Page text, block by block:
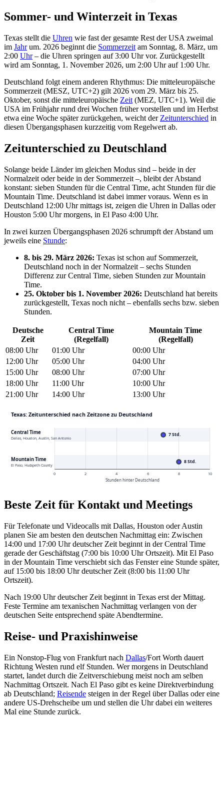
Sommer- und Winterzeit in Texas
Texas stellt die Uhren wie fast der gesamte Rest der USA zweimal
im Jahrum. 2026 beginnt die Sommerzeit am Sonntag, 8. März, um
2:00 Uhr– die Uhren springen auf 3:00 Uhr vor. Zurückgestellt
wird am Sonntag, 1. November 2026, um 2:00 Uhr auf 1:00 Uhr.
Deutschland folgt einem anderen Rhythmus: Die mitteleuropäische
Sommerzeit (MESZ, UTC+2) gilt 2026 vom 29. März bis 25.
Oktober, sonst die mitteleuropäische Zeit (MEZ, UTC+1). Weil die
USA im Frühjahr rund drei Wochen früher vorstellen und im Herbst
etwa eine Woche später zurückgehen, weicht der Zeitunterschied in
diesen Übergangsphasen kurzzeitig vom Regelwert ab.
Zeitunterschied zu Deutschland
Solange beide Länder im gleichen Modus sind – beide in der
Normalzeit oder beide in der Sommerzeit –, bleibt der Abstand
konstant: sieben Stunden für die Central Time, acht Stunden für die
Mountain Time. Deutschland ist dabei immer voraus. Wenn es in
Deutschland 12:00 Uhr mittags ist, zeigen die Uhren in Dallas oder
Houston 5:00 Uhr morgens, in El Paso 4:00 Uhr.
In zwei kurzen Übergangsphasen 2026 schrumpft der Abstand um
jeweils eine Stunde:
8. bis 29. März 2026: Texas ist schon auf Sommerzeit,
Deutschland noch in der Normalzeit – sechs Stunden
Differenz zur Central Time, sieben Stunden zur Mountain
Time.
25. Oktober bis 1. November 2026: Deutschland hat bereits
zurückgestellt, Texas noch nicht – ebenfalls sechs bzw. sieben
Stunden.
Deutsche
Zeit
Central Time
(Regelfall)
Mountain Time
(Regelfall)
08:00 Uhr
01:00 Uhr
00:00 Uhr
12:00 Uhr
05:00 Uhr
04:00 Uhr
15:00 Uhr
08:00 Uhr
07:00 Uhr
18:00 Uhr
11:00 Uhr
10:00 Uhr
21:00 Uhr
14:00 Uhr 13:00 Uhr
Texas: Zeitunterschied nachZeitzonezu Deutschland
0 2 4 6 8 10
Stunden hinter Deutschland
Central Time
Mountain Time
Dallas, Houston, Austin, San Antonio
El Paso, Hudspeth County
7 Std.
8 Std.
Beste Zeit für Kontakt und Meetings
Für Telefonate und Videocalls mit Dallas, Houston oder Austin
planen Sie am besten den deutschen Nachmittag ein: Zwischen
14:00 und 17:00 Uhr deutscher Zeit beginnt in der Central Time
gerade der Geschäftstag (7:00 bis 10:00 Uhr Ortszeit). Mit El Paso
in der Mountain Time verschiebt sich das Fenster eine Stunde später,
auf 15:00 bis 18:00 Uhr deutscher Zeit (8:00 bis 11:00 Uhr
Ortszeit).
Nach 19:00 Uhr deutscher Zeit beginnt in Texas erst der Mittag.
Feste Termine am texanischen Nachmittag verlangen von der
deutschen Seite entsprechend späte Abendtermine.
Reise- und Praxishinweise
Ein Nonstop-Flug von Frankfurt nach Dallas/Fort Worth dauert
Richtung Westen rund elf Stunden. Wer morgens in Deutschland
startet, landet durch die Zeitverschiebung meist noch am selben
Nachmittag Ortszeit. Nach El Paso gibt es keine Direktverbindung
ab Deutschland; Reisende steigen in der Regel über Dallas oder eine
andere US-Drehscheibe um und stellen die Uhr dabei ein weiteres
Mal eine Stunde zurück.